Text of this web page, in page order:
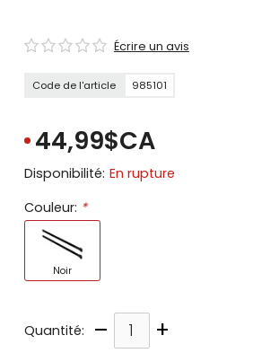
Écrire un avis
Code de l'article 985101
44,99$CA
Disponibilité: En rupture
Couleur: *
Noir
Quantité: – +